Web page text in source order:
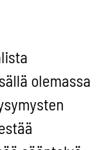
olemassa